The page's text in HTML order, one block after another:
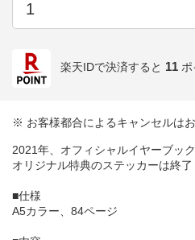
楽天IDで決済すると 11
※ お客様都合によるキャンセルはお
2021年、オフィシャルイヤーブック
オリジナル特典のステッカーは終了
■仕様
A5カラー、84ページ